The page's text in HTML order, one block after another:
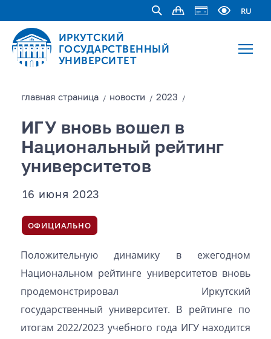
RU
ИРКУТСКИЙ
ГОСУДАРСТВЕННЫЙ
УНИВЕРСИТЕТ
главная страницa / новости / 2023 /
ИГУ вновь вошел в
Национальный рейтинг
университетов
16 июня 2023
ОФИЦИАЛЬНО
Положительную динамику в ежегодном
Национальном рейтинге университетов вновь
продемонстрировал Иркутский
государственный университет. В рейтинге по
итогам 2022/2023 учебного года ИГУ находится